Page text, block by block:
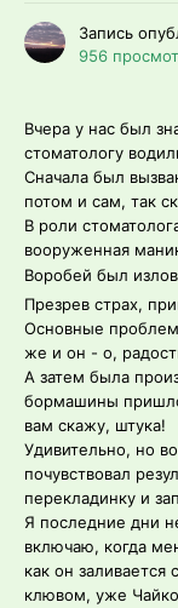
Запись
956
Вчера у нас был
стоматологу
Сначала был
потом и сам, так
В роли
вооруженная
Воробей был
Презрев страх,
Основные
же и он - о,
А затем была
бормашины
вам скажу, штука!
Удивительно, но
почувствовал
перекладинку и
Я последние дни
включаю, когда
как он
клювом, уже